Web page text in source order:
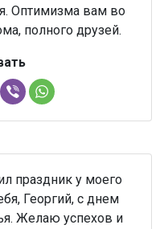
Оптимизма вам во
полного друзей.
праздник у моего
Георгий, с днем
Желаю успехов и